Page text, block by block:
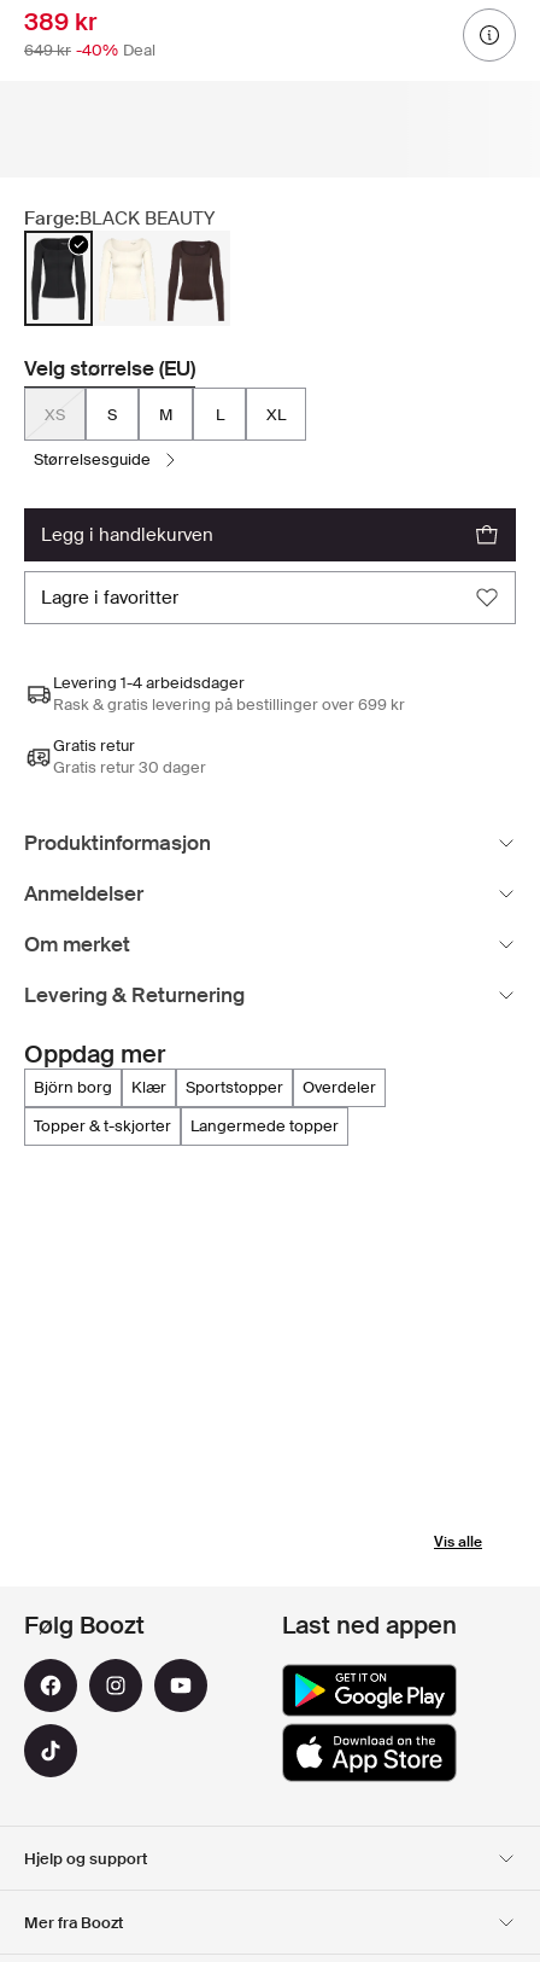
389 kr
649 kr -40% Deal
Farge:BLACK BEAUTY
Velg størrelse (EU)
XS S M L XL
størrelsesguide
legg i handlekurven
lagre i favoritter
Levering 1-4 arbeidsdager
Rask & gratis levering på bestillinger over 699 kr
Gratis retur
Gratis retur 30 dager
Produktinformasjon
Anmeldelser
Om merket
Levering & Returnering
Oppdag mer
björn borg klær sportstopper
overdeler
topper & t-skjorter
langermede topper
Vis alle
Hjelp og support
Mer fra Boozt
Følg Boozt Last ned appen